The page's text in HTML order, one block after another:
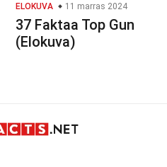
ELOKUVA 11 marras 2024
37 Faktaa Top Gun
(Elokuva)